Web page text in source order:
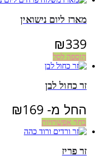
מארז ליום נישואין
₪339
הוספה לסל
זר כחול לבן
החל מ- ₪169
בחר אפשרויות
זר פריז